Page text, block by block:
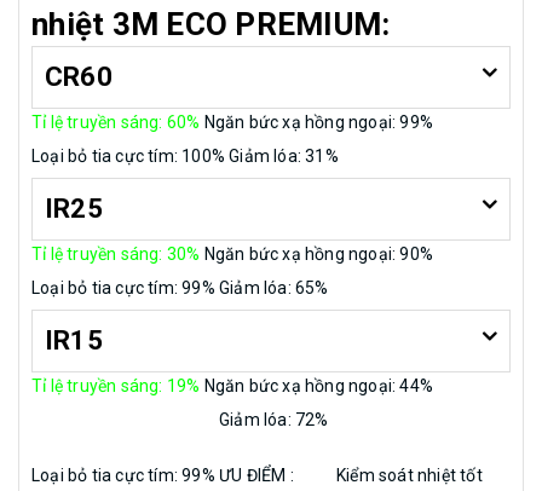
nhiệt 3M ECO PREMIUM:
CR60
Tỉ lệ truyền sáng: 60% Ngăn bức xạ hồng ngoại: 99%
Loại bỏ tia cực tím: 100% Giảm lóa: 31%
IR25
Tỉ lệ truyền sáng: 30% Ngăn bức xạ hồng ngoại: 90%
Loại bỏ tia cực tím: 99% Giảm lóa: 65%
IR15
Tỉ lệ truyền sáng: 19% Ngăn bức xạ hồng ngoại: 44%
Loại bỏ tia cực tím: 99%
Giảm lóa: 72%
ƯU ĐIỂM :
Kiểm soát nhiệt tốt